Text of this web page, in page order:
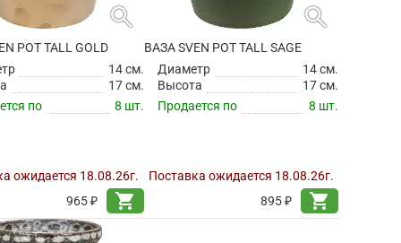
search
POT TALL GOLD
14 см.
17 см.
по
8 шт.
ожидается 18.08.26г.
965 ₽
shopping_cart
search
ВАЗА SVEN POT TALL SAGE
Диаметр
14 см.
Высота
17 см.
Продается по
8 шт.
Поставка ожидается 18.08.26г.
895 ₽
shopping_cart